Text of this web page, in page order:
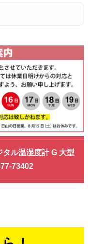
ル温湿度計 G 大型
73402